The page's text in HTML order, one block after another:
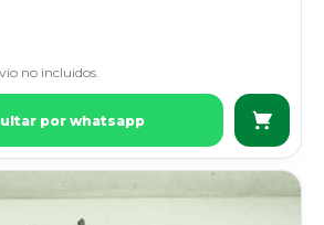
no incluidos.
por whatsapp